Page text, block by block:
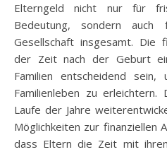
Elterngeld nicht nur für
Bedeutung, sondern
Gesellschaft insgesamt. Die
der Zeit nach der Geburt
Familien entscheidend
Familienleben zu
Laufe der Jahre
Möglichkeiten zur finanziellen
dass Eltern die Zeit mit